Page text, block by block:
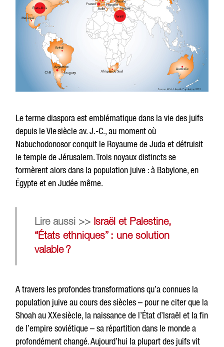
Le terme diaspora est emblématique dans la vie des juifs
depuis le VIe siècle av. J.-C., au moment où
Nabuchodonosor conquit le Royaume de Juda et détruisit
le temple de Jérusalem. Trois noyaux distincts se
formèrent alors dans la population juive : à Babylone, en
Égypte et en Judée même.
Lire aussi >> Israël et Palestine,
“États ethniques” : une solution
valable ?
A travers les profondes transformations qu’a connues la
population juive au cours des siècles – pour ne citer que la
Shoah au XXe siècle, la naissance de l’État d’Israël et la fin
de l’empire soviétique – sa répartition dans le monde a
profondément changé. Aujourd’hui la plupart des juifs vit